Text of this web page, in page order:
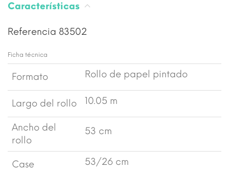
Características
Referencia 83502
Ficha técnica
Formato Rollo de papel pintado
Largo del rollo 10.05 m
Ancho del
rollo
53 cm
Case 53/26 cm